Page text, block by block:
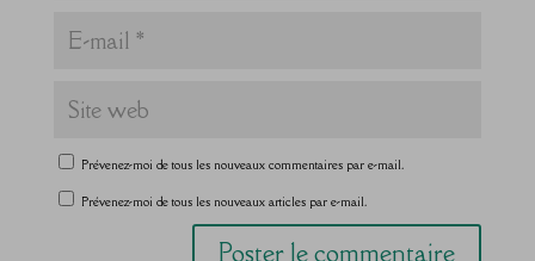
Prévenez-moi de tous les nouveaux commentaires par e-mail.
Prévenez-moi de tous les nouveaux articles par e-mail.